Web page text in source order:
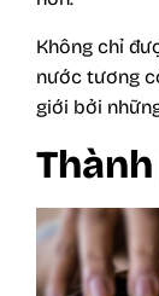
Không chỉ
nước tương
giới bởi